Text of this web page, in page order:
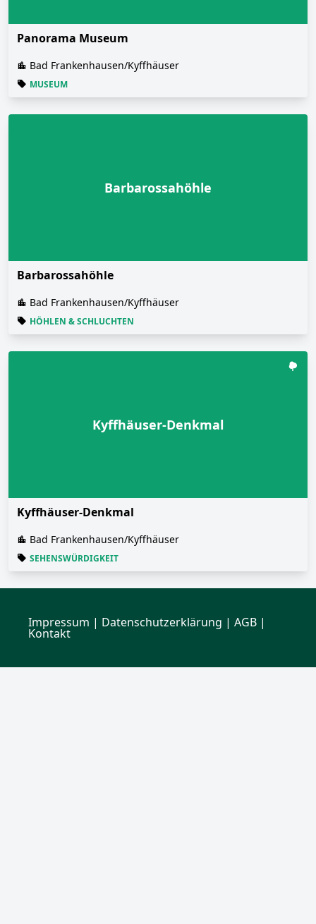
Panorama Museum
Bad Frankenhausen/Kyffhäuser
MUSEUM
Barbarossahöhle
Barbarossahöhle
Bad Frankenhausen/Kyffhäuser
HÖHLEN & SCHLUCHTEN
Kyffhäuser-Denkmal
Kyffhäuser-Denkmal
Bad Frankenhausen/Kyffhäuser
SEHENSWÜRDIGKEIT
Impressum | Datenschutzerklärung | AGB |
Kontakt